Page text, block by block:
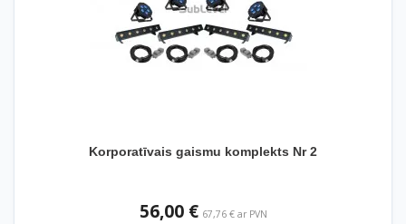
Korporatīvais gaismu komplekts Nr 2
56,00 € 67,76 € ar PVN